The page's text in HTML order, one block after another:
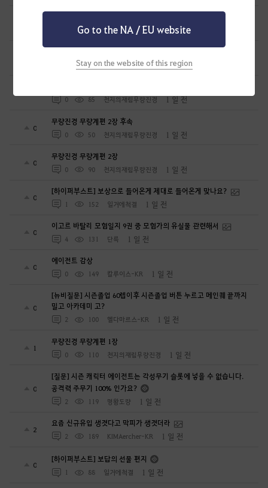
Go to the NA / EU website
Stay on the website of this region
137 아시드라누대 1 일 전
115 절세미녀초선-KR 1 일 전
0 85 천지의재림무량진경 1 일 전
0
무량진경 무량계편 2장 후속
0 50 천지의재림무량진경 1 일 전
0
무량진경 무량계편 2장
0 90 천지의재림무량진경 1 일 전
0
[하이퍼부스트] 보상으로 들어온게 제대로 들어온게 맞나요?
1 152 일거에척결 1 일 전
0
이고르 바탈리 모험일지 9권 중 모험가의 유실물 관련해서
4 131 단륵 1 일 전
0
에이전트 감상
0 149 칼루이스-KR 1 일 전
0
[뉴비질문] 시즌졸업 60렙이후 시즌졸업 버튼 누르고 메인퀘 끝까지
밀고 아카데미 고?
2 100 헬다마르스-KR 1 일 전
1
무량진경 무량계편 1장
0 110 천지의재림무량진경 1 일 전
0
[질문] 시즌 캐릭터 에이전트는 각성무기 슬롯에 넣을 수 없습니다.
공격력 주무기 100% 인가요?
2 119 명왕도량 1 일 전
2
요즘 신규유입 생겻다고 막피가 생겻더라
2 189 KIMAercher-KR 1 일 전
0
[하이퍼부스트] 보답의 선물 편지
1 88 일거에척결 1 일 전